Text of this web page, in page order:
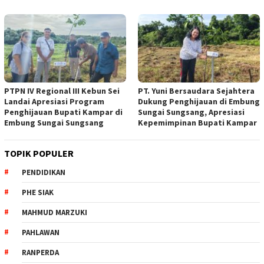
PTPN IV Regional III Kebun Sei
Landai Apresiasi Program
Penghijauan Bupati Kampar di
Embung Sungai Sungsang
PT. Yuni Bersaudara Sejahtera
Dukung Penghijauan di Embung
Sungai Sungsang, Apresiasi
Kepemimpinan Bupati Kampar ‎
TOPIK POPULER
PENDIDIKAN
PHE SIAK
MAHMUD MARZUKI
PAHLAWAN
RANPERDA